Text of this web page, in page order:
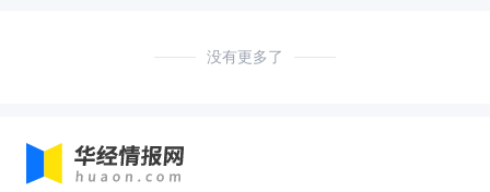
没有更多了